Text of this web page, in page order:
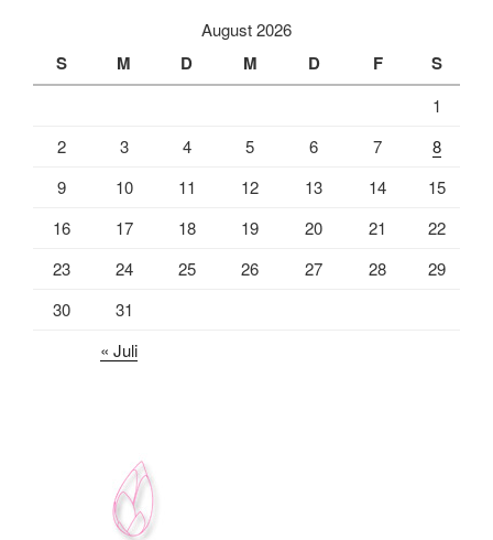
August 2026
S M D M D F S
1
2
3 4 5 6 7
8
9
10 11 12 13 14
15
16
17 18 19 20 21
22
23
24 25 26 27 28
29
30
31
« Juli